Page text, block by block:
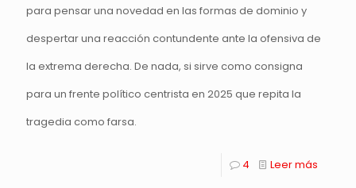
para pensar una novedad en las formas de dominio y
despertar una reacción contundente ante la ofensiva de
la extrema derecha. De nada, si sirve como consigna
para un frente político centrista en 2025 que repita la
tragedia como farsa.
4 Leer más